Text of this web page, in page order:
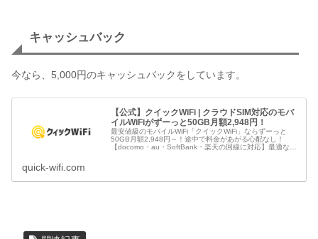
キャッシュバック
今なら、5,000円のキャッシュバックをしています。
【公式】クイックWiFi | クラウドSIM対応のモバ
イルWiFiがずーっと50GB月額2,948円！
最安値級のモバイルWiFi「クイックWiFi」ならずーっと
50GB月額2,948円～！途中で料金があがる心配なし！
【docomo・au・SoftBank・楽天の回線に対応】最適な回
quick-wifi.com